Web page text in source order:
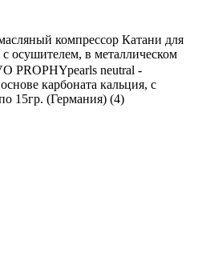
компрессор Катани для
осушителем, в металлическом
PROPHYpearls neutral -
карбоната кальция, с
15гр. (Германия) (4)